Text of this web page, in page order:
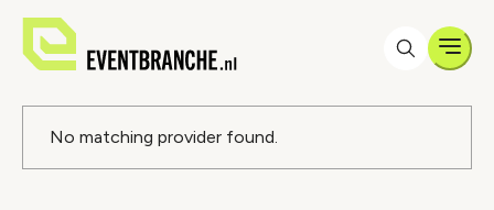
Foutmelding
No matching provider found.